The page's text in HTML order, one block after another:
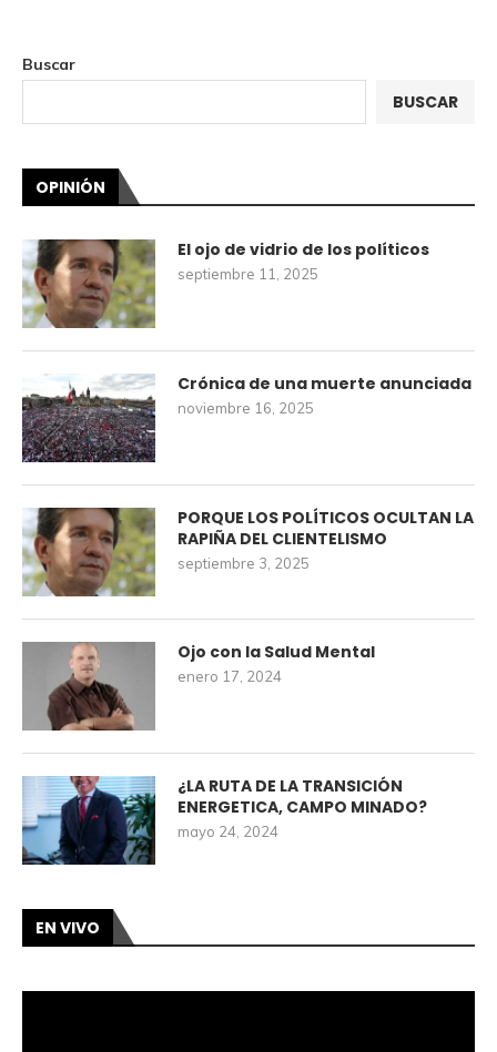
Buscar
BUSCAR
OPINIÓN
El ojo de vidrio de los políticos
septiembre 11, 2025
Crónica de una muerte anunciada
noviembre 16, 2025
PORQUE LOS POLÍTICOS OCULTAN LA
RAPIÑA DEL CLIENTELISMO
septiembre 3, 2025
Ojo con la Salud Mental
enero 17, 2024
¿LA RUTA DE LA TRANSICIÓN
ENERGETICA, CAMPO MINADO?
mayo 24, 2024
EN VIVO